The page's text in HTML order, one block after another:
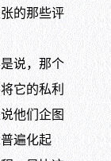
的那些评
说，那个
它的私利
他们企图
遍化起